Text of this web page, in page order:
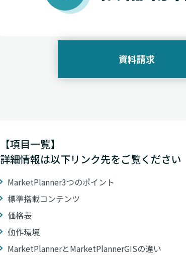
資料請求
【項目一覧】
詳細情報は以下リンク先をご覧ください
MarketPlanner3つのポイント
標準搭載コンテンツ
価格表
動作環境
MarketPlannerとMarketPlannerGISの違い